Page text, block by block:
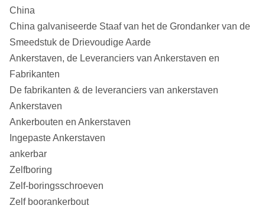
China
China galvaniseerde Staaf van het de Grondanker van de
Smeedstuk de Drievoudige Aarde
Ankerstaven, de Leveranciers van Ankerstaven en
Fabrikanten
De fabrikanten & de leveranciers van ankerstaven
Ankerstaven
Ankerbouten en Ankerstaven
Ingepaste Ankerstaven
ankerbar
Zelfboring
Zelf-boringsschroeven
Zelf boorankerbout